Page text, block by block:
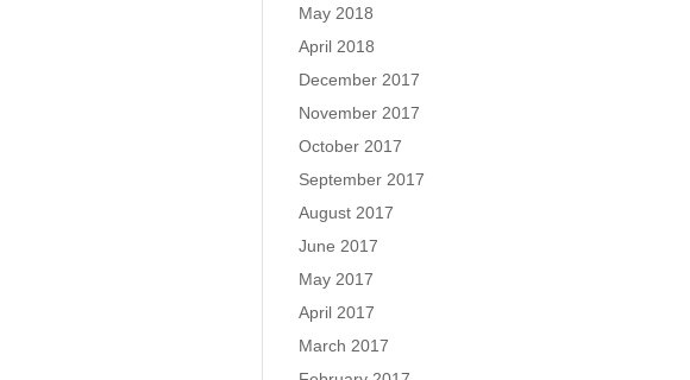
May 2018
April 2018
December 2017
November 2017
October 2017
September 2017
August 2017
June 2017
May 2017
April 2017
March 2017